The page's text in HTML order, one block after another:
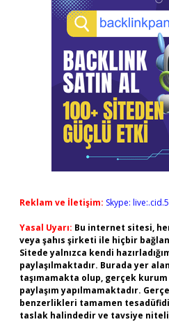
Reklam ve İletişim: Skype:
Yasal Uyarı: Bu internet sitesi,
veya şahıs şirketi ile hiçbir
Sitede yalnızca kendi
paylaşılmaktadır. Burada yer
taşımamakta olup, gerçek
paylaşım yapılmamaktadır.
benzerlikleri tamamen
taslak halindedir ve tavsiye